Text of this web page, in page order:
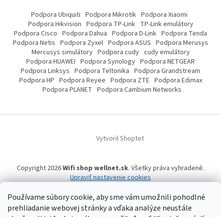
Používame súbory cookie, aby sme vám umožnili pohodlné
prehliadanie webovej stránky a vďaka analýze neustále
Podpora Ubiquiti Podpora Mikrotik Podpora Xiaomi
Podpora Hikvision Podpora TP-Link TP-Link emulátory
Podpora Cisco Podpora Dahua Podpora D-Link Podpora Tenda
Podpora Netis Podpora Zyxel Podpora ASUS Podpora Merusys
Mercusys simulátory Podpora cudy cudy emulátory
Podpora HUAWEI Podpora Synology Podpora NETGEAR
Podpora Linksys Podpora Teltonika Podpora Grandstream
Podpora HP Podpora Reyee Podpora ZTE Podpora Edimax
Podpora PLANET Podpora Cambium Networks
Vytvoril Shoptet
Copyright 2026Wifi shop wellnet.sk. Všetky práva vyhradené.
Upraviť nastavenie cookies
Wifi shop wellnet.sk prevádzkuje spoločnosť WELLNET, s.r.o.,IČO: 36484610,